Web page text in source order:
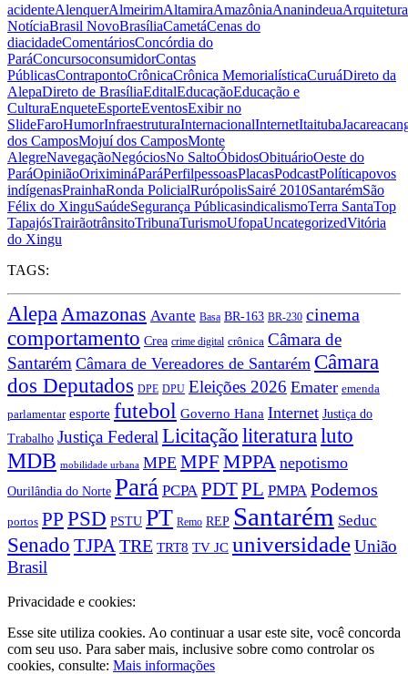
acidenteAlenquerAlmeirimAltamiraAmazôniaAnanindeuaArquitetura
NotíciaBrasil NovoBrasíliaCametáCenas do
diacidadeComentáriosConcórdia do
ParáConcursoconsumidorContas
PúblicasContrapontoCrônicaCrônica MemorialísticaCuruáDireto da
AlepaDireto de BrasíliaEditalEducaçãoEducação e
CulturaEnqueteEsporteEventosExibir no
SlideFaroHumorInfraestruturaInternacionalInternetItaituba
dos CamposMojuí dos CamposMonte
AlegreNavegaçãoNegóciosNo SaltoÓbidosObituárioOeste do
ParáOpiniãoOriximináParáPerfilpessoasPlacasPodcastPolíticapovos
indígenasPrainhaRonda PolicialRurópolisSairé 2010SantarémSão
Félix do XinguSaúdeSegurança PúblicasindicalismoTerra SantaTop
TapajósTrairãotrânsitoTribunaTurismoUfopaUncategorizedVitória
do Xingu
TAGS:
Alepa Amazonas Avante Basa BR-163 BR-230 cinema
comportamento Crea crime digital crônica Câmara de
Santarém Câmara de Vereadores de Santarém Câmara
dos Deputados DPE DPU Eleições 2026 Emater emenda
parlamentar esporte futebol Governo Hana Internet Justiça do
Trabalho Justiça Federal Licitação literatura luto
MDB mobilidade urbana MPE MPF MPPA nepotismo
Ourilândia do Norte Pará PCPA PDTPL PMPA Podemos
portos PP PSD PSTU PT Remo REP Santarém Seduc
Senado TJPA TRE TRT8 TV JC universidadeUnião
Brasil
Privacidade e cookies:
Esse site utiliza cookies. Ao continuar a usar este site, você concorda
com seu uso. Para saber mais, inclusive sobre como controlar os
cookies, consulte: Mais informações